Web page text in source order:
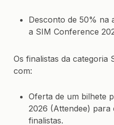
Desconto de 50% na
a SIM Conference
Os finalistas da categoria
com:
Oferta de um bilhete
2026 (Attendee) para
finalistas.